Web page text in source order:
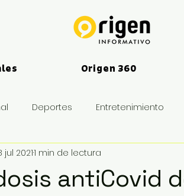
Origen 360
Deportes Entretenimiento
antiCovid
jul 20211 min de lectura